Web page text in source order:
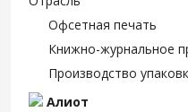
Офсетная печать
Книжно-журнальное
Производство
Алиот